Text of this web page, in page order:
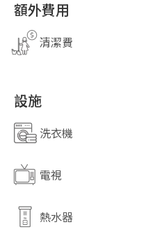
額外費用
清潔費
設施
洗衣機
電視
熱水器